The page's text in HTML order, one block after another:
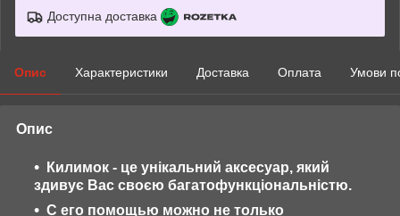
Доступна доставка
Опис Характеристики Доставка Оплата Умови
Опис
Килимок - це унікальний аксесуар, який
здивує Вас своєю багатофункціональністю.
С его помощью можно не только